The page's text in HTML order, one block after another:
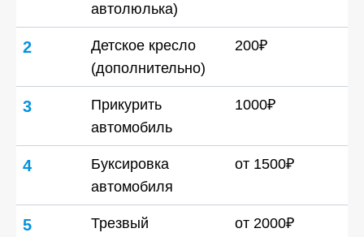
автолюлька)
2
Детское кресло
(дополнительно)
200₽
3
Прикурить
автомобиль
1000₽
4
Буксировка
автомобиля
от 1500₽
5
Трезвый
от 2000₽